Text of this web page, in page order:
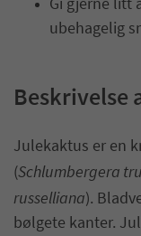
Gi gjerne litt
ubehagelig
Beskrivelse
​Julekaktus er en
(Schlumbergera
russelliana).
bølgete kanter.